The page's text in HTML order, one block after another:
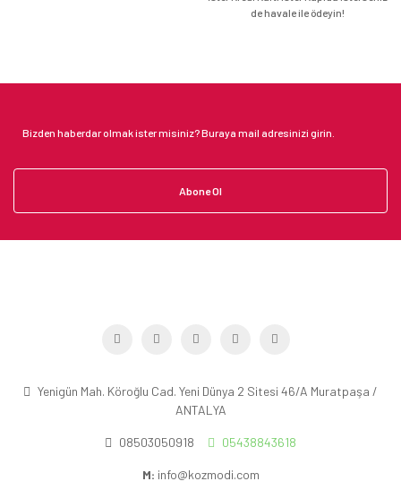
de havale ile ödeyin!
Abone Ol
Yenigün Mah. Köroğlu Cad. Yeni Dünya 2 Sitesi 46/A Muratpaşa /
ANTALYA
08503050918 05438843618
M: info@kozmodi.com